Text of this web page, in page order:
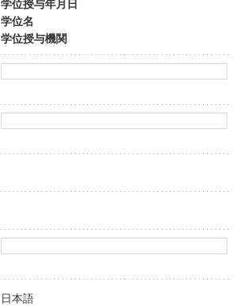
学位授与年月日
学位名
学位授与機関
日本語